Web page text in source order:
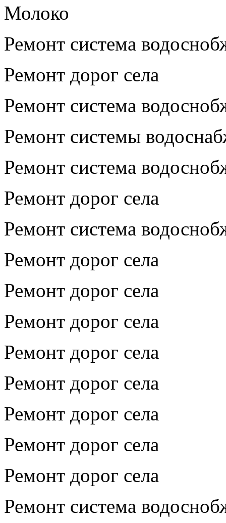
Молоко
Ремонт система
Ремонт дорог села
Ремонт система
Ремонт системы
Ремонт система
Ремонт дорог села
Ремонт система
Ремонт дорог села
Ремонт дорог села
Ремонт дорог села
Ремонт дорог села
Ремонт дорог села
Ремонт дорог села
Ремонт дорог села
Ремонт дорог села
Ремонт система